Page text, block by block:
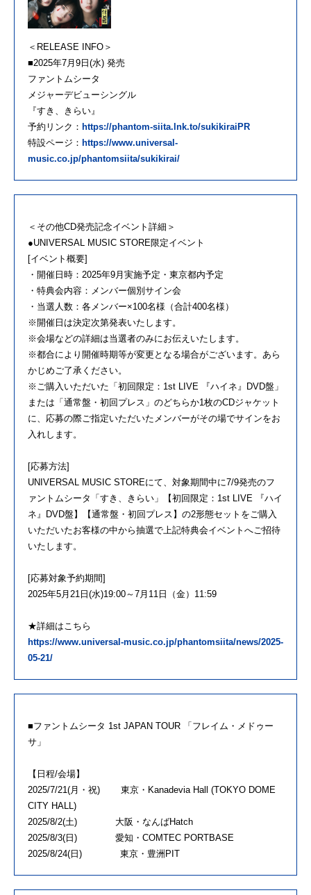
＜RELEASE INFO＞
■2025年7月9日(水) 発売
ファントムシータ
メジャーデビューシングル
『すき、きらい』
予約リンク： https://phantom-siita.lnk.to/sukikiraiPR
特設ページ： https://www.universal-
music.co.jp/phantomsiita/sukikirai/
＜その他CD発売記念イベント詳細＞
●UNIVERSAL MUSIC STORE限定イベント
[イベント概要]
・開催日時：2025年9月実施予定・東京都内予定
・特典会内容：メンバー個別サイン会
・当選人数：各メンバー×100名様（合計400名様）
※開催日は決定次第発表いたします。
※会場などの詳細は当選者のみにお伝えいたします。
※都合により開催時期等が変更となる場合がございます。あら
かじめご了承ください。
※ご購入いただいた「初回限定：1st LIVE 『ハイネ』DVD盤」
または「通常盤・初回プレス」のどちらか1枚のCDジャケット
に、応募の際ご指定いただいたメンバーがその場でサインをお
入れします。
[応募方法]
UNIVERSAL MUSIC STOREにて、対象期間中に7/9発売のフ
ァントムシータ「すき、きらい」【初回限定：1st LIVE 『ハイ
ネ』DVD盤】【通常盤・初回プレス】の2形態セットをご購入
いただいたお客様の中から抽選で上記特典会イベントへご招待
いたします。
[応募対象予約期間]
2025年5月21日(水)19:00～7月11日（金）11:59
★詳細はこちら
https://www.universal-music.co.jp/phantomsiita/news/2025-
05-21/
■ファントムシータ 1st JAPAN TOUR 「フレイム・メドゥー
サ」
【日程/会場】
2025/7/21(月・祝) 東京・Kanadevia Hall (TOKYO DOME
CITY HALL)
2025/8/2(土) 大阪・なんばHatch
2025/8/3(日) 愛知・COMTEC PORTBASE
2025/8/24(日) 東京・豊洲PIT